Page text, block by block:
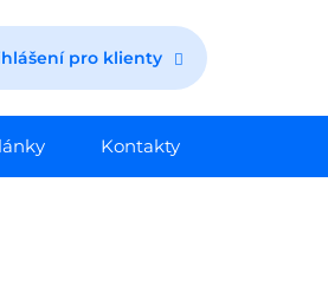
pro klienty
Kontakty